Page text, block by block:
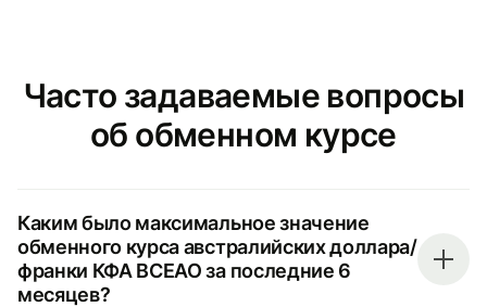
Часто задаваемые вопросы
об обменном курсе
Каким было максимальное значение
обменного курса австралийских доллара/
франки КФА BCEAO за последние 6
месяцев?